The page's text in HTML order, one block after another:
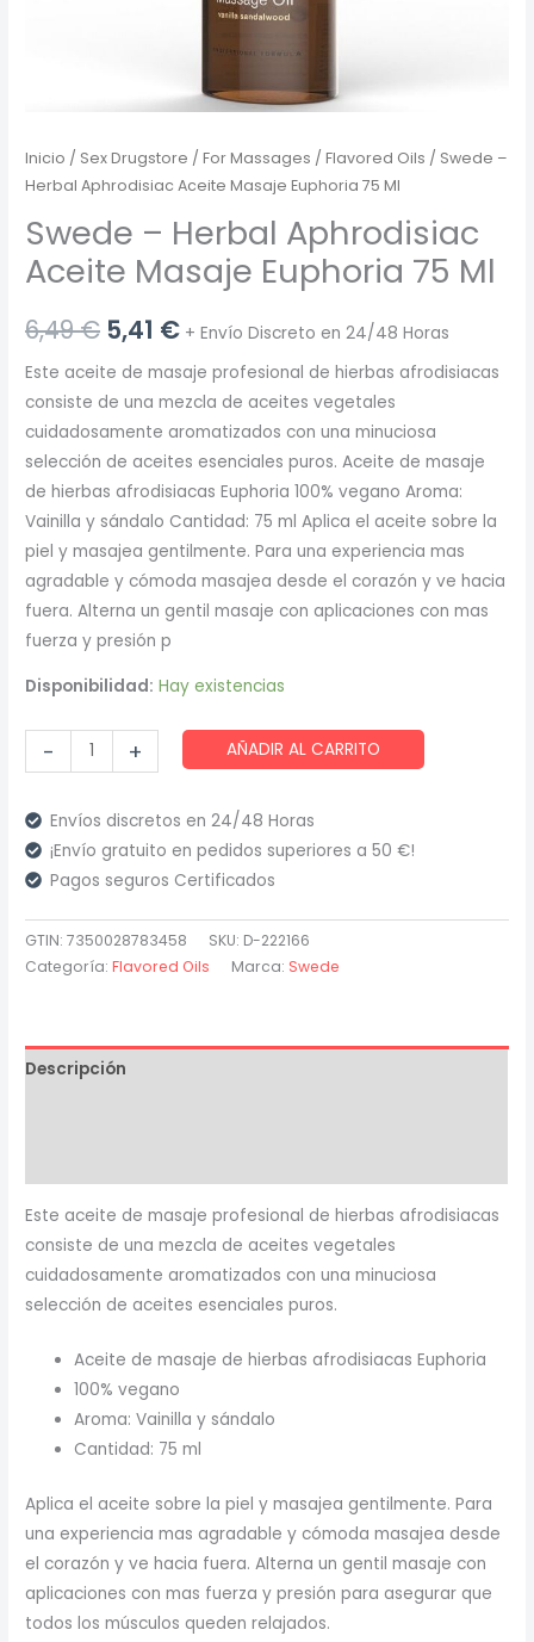
Inicio / Sex Drugstore /For Massages /Flavored Oils / Swede –
Herbal Aphrodisiac Aceite Masaje Euphoria 75 Ml
Swede – Herbal Aphrodisiac
Aceite Masaje Euphoria 75 Ml
6,49€ El
precio
original
era:
6,49 €.
5,41 €El
precio
actual
es:
5,41 €.
+ Envío Discreto en 24/48 Horas
Este aceite de masaje profesional de hierbas afrodisiacas
consiste de una mezcla de aceites vegetales
cuidadosamente aromatizados con una minuciosa
selección de aceites esenciales puros. Aceite de masaje
de hierbas afrodisiacas Euphoria 100% vegano Aroma:
Vainilla y sándalo Cantidad: 75 ml Aplica el aceite sobre la
piel y masajea gentilmente. Para una experiencia mas
agradable y cómoda masajea desde el corazón y ve hacia
fuera. Alterna un gentil masaje con aplicaciones con mas
fuerza y presión p
Disponibilidad: Hay existencias
-
-
Aphrodisiac
Aceite
Masaje
Euphoria
75
+ AÑADIR AL CARRITO
Envíos discretos en 24/48 Horas
¡Envío gratuito en pedidos superiores a 50 €!
Pagos seguros Certificados
GTIN: 7350028783458 SKU: D-222166
Categoría:Flavored Oils Marca: Swede
Descripción
Este aceite de masaje profesional de hierbas afrodisiacas
consiste de una mezcla de aceites vegetales
cuidadosamente aromatizados con una minuciosa
selección de aceites esenciales puros.
Aceite de masaje de hierbas afrodisiacas Euphoria
100% vegano
Aroma: Vainilla y sándalo
Cantidad: 75 ml
Aplica el aceite sobre la piel y masajea gentilmente. Para
una experiencia mas agradable y cómoda masajea desde
el corazón y ve hacia fuera. Alterna un gentil masaje con
aplicaciones con mas fuerza y presión para asegurar que
todos los músculos queden relajados.